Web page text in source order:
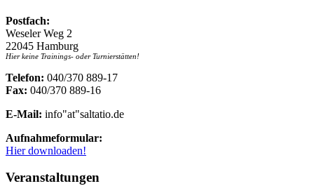
Postfach:
Weseler Weg 2
22045 Hamburg
Hier keine Trainings- oder Turnierstätten!
Telefon: 040/370 889-17
Fax: 040/370 889-16
E-Mail: info"at"saltatio.de
Aufnahmeformular:
Hier downloaden!
Veranstaltungen